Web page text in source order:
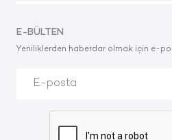
E-BÜLTEN
Yeniliklerden haberdar olmak için e-